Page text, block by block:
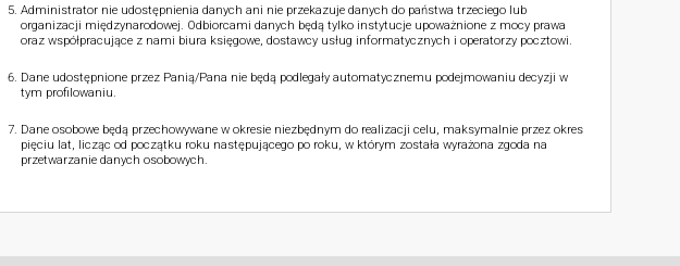
Administrator nie udostępnienia danych ani nie przekazuje danych do państwa trzeciego lub
organizacji międzynarodowej. Odbiorcami danych będą tylko instytucje upoważnione z mocy prawa
oraz współpracujące z nami biura księgowe, dostawcy usług informatycznych i operatorzy pocztowi.
Dane udostępnione przez Panią/Pana nie będą podlegały automatycznemu podejmowaniu decyzji w
tym profilowaniu.
Dane osobowe będą przechowywane w okresie niezbędnym do realizacji celu, maksymalnie przez okres
pięciu lat, licząc od początku roku następującego po roku, w którym została wyrażona zgoda na
przetwarzanie danych osobowych.